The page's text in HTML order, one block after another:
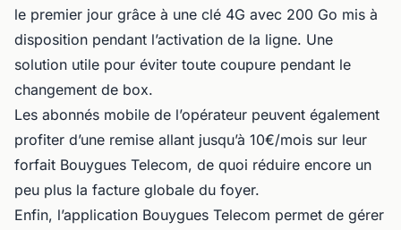
le premier jour grâce à une clé 4G avec 200 Go mis à
disposition pendant l’activation de la ligne. Une
solution utile pour éviter toute coupure pendant le
changement de box.
Les abonnés mobile de l’opérateur peuvent également
profiter d’une remise allant jusqu’à 10€/mois sur leur
forfait Bouygues Telecom, de quoi réduire encore un
peu plus la facture globale du foyer.
Enfin, l’application Bouygues Telecom permet de gérer